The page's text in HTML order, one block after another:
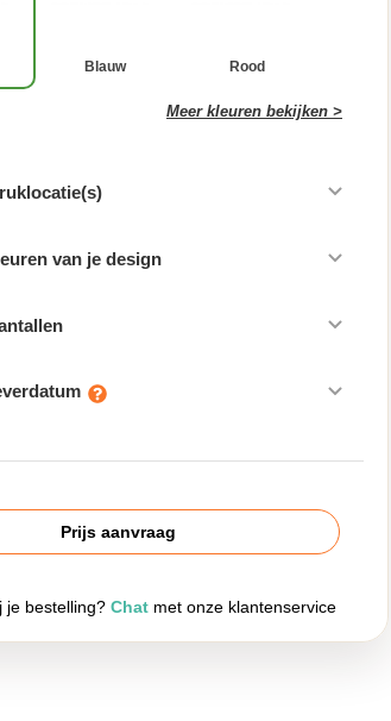
Blauw Rood
Meer kleuren bekijken >
van je design
Prijs aanvraag
je bestelling? Chat met onze klantenservice